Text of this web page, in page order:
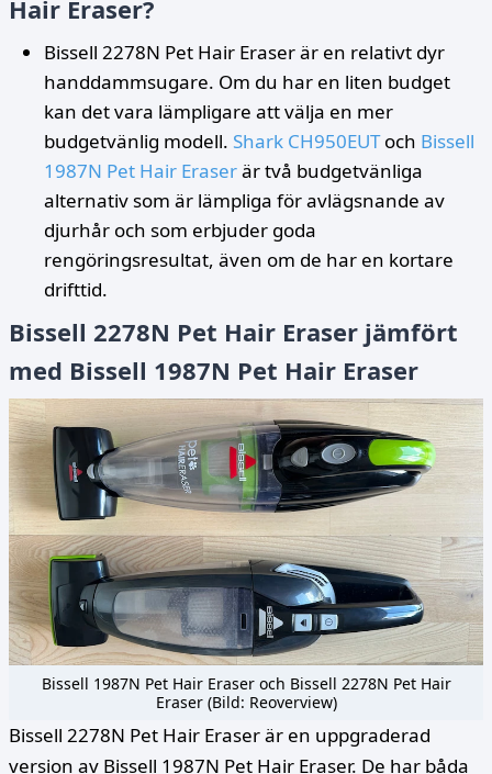
Hair Eraser?
Bissell 2278N Pet Hair Eraser är en relativt dyr
handdammsugare. Om du har en liten budget
kan det vara lämpligare att välja en mer
budgetvänlig modell. Shark CH950EUToch Bissell
1987N Pet Hair Eraserär två budgetvänliga
alternativ som är lämpliga för avlägsnande av
djurhår och som erbjuder goda
rengöringsresultat, även om de har en kortare
drifttid.
Bissell 2278N Pet Hair Eraser jämfört
med Bissell 1987N Pet Hair Eraser
Bissell 1987N Pet Hair Eraser och Bissell 2278N Pet Hair
Eraser (Bild: Reoverview)
Bissell 2278N Pet Hair Eraser är en uppgraderad
version av Bissell 1987N Pet Hair Eraser. De har båda